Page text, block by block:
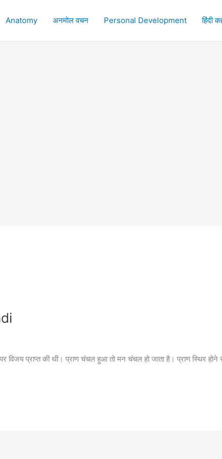
Anatomy अनमोल वचन Personal Development हिंदी
विजय प्राप्त की थी। प्राण चंचल हुआ तो मन चंचल हो जाता है। प्राण स्थिर होने